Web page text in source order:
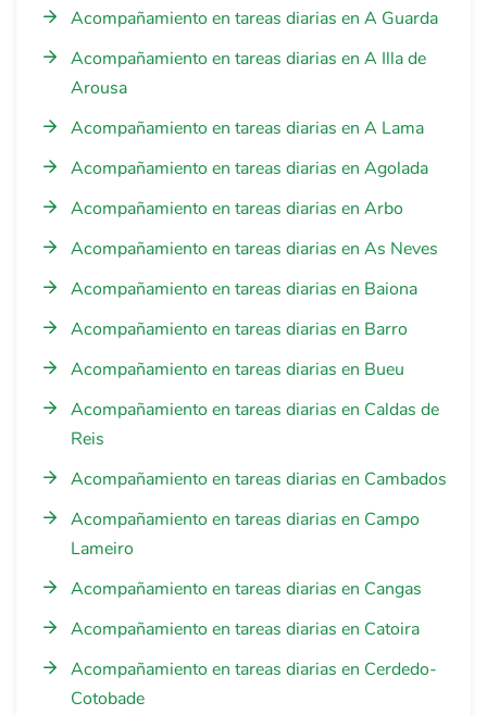
Acompañamiento en tareas diarias en A Guarda
Acompañamiento en tareas diarias en A Illa de
Arousa
Acompañamiento en tareas diarias en A Lama
Acompañamiento en tareas diarias en Agolada
Acompañamiento en tareas diarias en Arbo
Acompañamiento en tareas diarias en As Neves
Acompañamiento en tareas diarias en Baiona
Acompañamiento en tareas diarias en Barro
Acompañamiento en tareas diarias en Bueu
Acompañamiento en tareas diarias en Caldas de
Reis
Acompañamiento en tareas diarias en Cambados
Acompañamiento en tareas diarias en Campo
Lameiro
Acompañamiento en tareas diarias en Cangas
Acompañamiento en tareas diarias en Catoira
Acompañamiento en tareas diarias en Cerdedo-
Cotobade